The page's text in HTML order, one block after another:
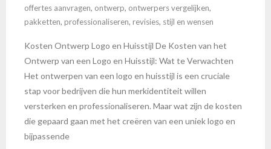
offertes aanvragen, ontwerp, ontwerpers vergelijken,
pakketten, professionaliseren, revisies, stijl en wensen
Kosten Ontwerp Logo en Huisstijl De Kosten van het
Ontwerp van een Logo en Huisstijl: Wat te Verwachten
Het ontwerpen van een logo en huisstijl is een cruciale
stap voor bedrijven die hun merkidentiteit willen
versterken en professionaliseren. Maar wat zijn de kosten
die gepaard gaan met het creëren van een uniek logo en
bijpassende